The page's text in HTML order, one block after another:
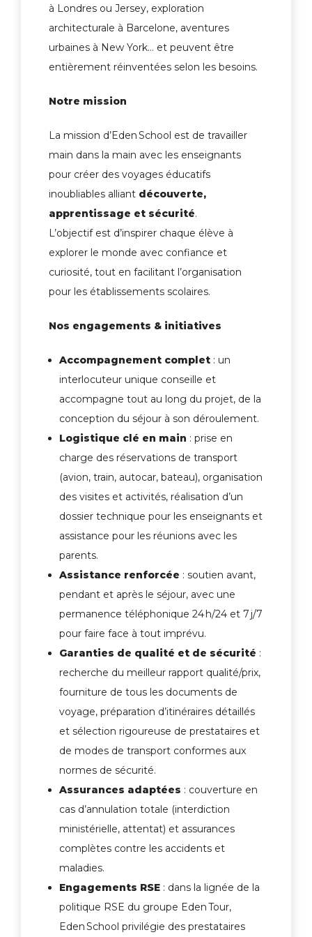
à Londres ou Jersey, exploration
architecturale à Barcelone, aventures
urbaines à New York… et peuvent être
entièrement réinventées selon les besoins.
Notre mission
La mission d’Eden School est de travailler
main dans la main avec les enseignants
pour créer des voyages éducatifs
inoubliables alliant découverte,
apprentissage et sécurité.
L’objectif est d’inspirer chaque élève à
explorer le monde avec confiance et
curiosité, tout en facilitant l’organisation
pour les établissements scolaires.
Nos engagements & initiatives
Accompagnement complet : un
interlocuteur unique conseille et
accompagne tout au long du projet, de la
conception du séjour à son déroulement.
Logistique clé en main : prise en
charge des réservations de transport
(avion, train, autocar, bateau), organisation
des visites et activités, réalisation d’un
dossier technique pour les enseignants et
assistance pour les réunions avec les
parents.
Assistance renforcée : soutien avant,
pendant et après le séjour, avec une
permanence téléphonique 24 h/24 et 7 j/7
pour faire face à tout imprévu.
Garanties de qualité et de sécurité :
recherche du meilleur rapport qualité/prix,
fourniture de tous les documents de
voyage, préparation d’itinéraires détaillés
et sélection rigoureuse de prestataires et
de modes de transport conformes aux
normes de sécurité.
Assurances adaptées : couverture en
cas d’annulation totale (interdiction
ministérielle, attentat) et assurances
complètes contre les accidents et
maladies.
Engagements RSE : dans la lignée de la
politique RSE du groupe Eden Tour,
Eden School privilégie des prestataires